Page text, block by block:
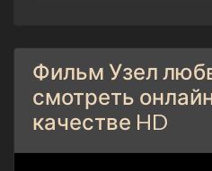
Фильм Узел
смотреть
качестве HD